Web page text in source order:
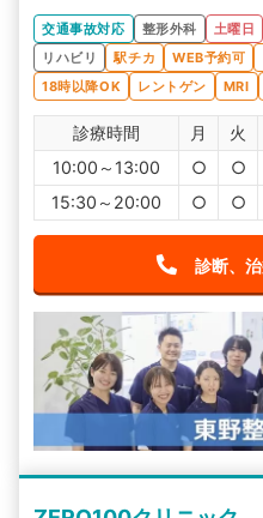
交通事故対応 整形外科 土曜日
リハビリ
駅チカ WEB予約可
18時以降OK
レントゲン MRI
診療時間 月 火
10:00～13:00
○ ○
15:30～20:00
○ ○
診断、